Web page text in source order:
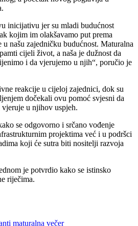
inicijativu jer su mladi budućnost
kojim im olakšavamo put prema
našu zajedničku budućnost. Maturalna
cijeli život, a naša je dužnost da
i da vjerujemo u njih“, poručio je
reakcije u cijeloj zajednici, dok su
dočekali ovu pomoć svjesni da
u njihov uspjeh.
se odgovorno i srčano vođenje
projektima već i u podršci
koji će sutra biti nositelji razvoja
je potvrdio kako se istinsko
riječima.
maturalna večer